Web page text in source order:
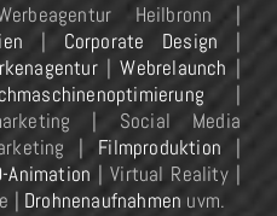
Heilbronn |
| Corporate Design |
|Webrelaunch |
|
| Social Media
| Filmproduktion |
Animation | Virtual Reality |
| Drohnenaufnahmen uvm.